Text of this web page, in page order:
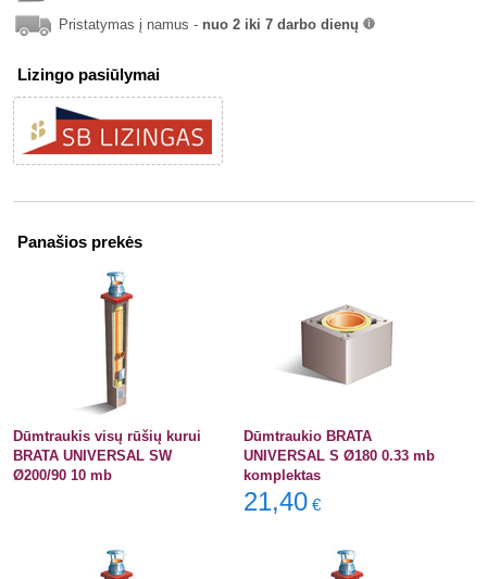
Pristatymas į namus - nuo 2 iki 7 darbo dienų
Lizingo pasiūlymai
Panašios prekės
Dūmtraukis visų rūšių kurui
BRATA UNIVERSAL SW
Ø200/90 10 mb
Dūmtraukio BRATA
UNIVERSAL S Ø180 0.33 mb
komplektas
21,40 €